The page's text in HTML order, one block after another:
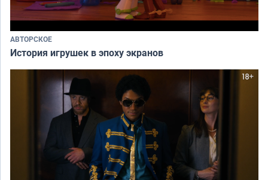
АВТОРСКОЕ
История игрушек в эпоху экранов